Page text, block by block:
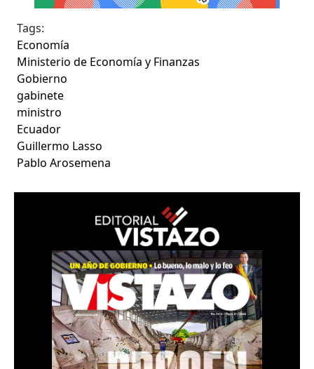
Tags:
Economía
Ministerio de Economía y Finanzas
Gobierno
gabinete
ministro
Ecuador
Guillermo Lasso
Pablo Arosemena